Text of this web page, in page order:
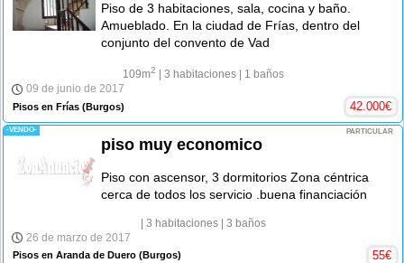
Piso de 3 habitaciones, sala, cocina y baño.
Amueblado. En la ciudad de Frías, dentro del
conjunto del convento de Vad
109m2 | 3 habitaciones| 1 baños
09 de junio de 2017
Pisos en Frías (Burgos) 42.000€
-VENDO- PARTICULAR
piso muy economico
Piso con ascensor, 3 dormitorios Zona céntrica
cerca de todos los servicio .buena financiación
| 3 habitaciones| 3 baños
26 de marzo de 2017
Pisos en Aranda de Duero (Burgos) 55€